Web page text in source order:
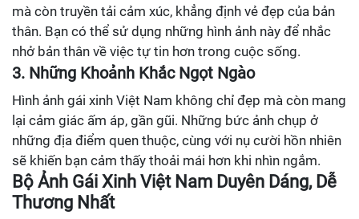
mà còn truyền tải cảm xúc, khẳng định vẻ đẹp của bản
thân. Bạn có thể sử dụng những hình ảnh này để nhắc
nhở bản thân về việc tự tin hơn trong cuộc sống.
3. Những Khoảnh Khắc Ngọt Ngào
Hình ảnh gái xinh Việt Nam không chỉ đẹp mà còn mang
lại cảm giác ấm áp, gần gũi. Những bức ảnh chụp ở
những địa điểm quen thuộc, cùng với nụ cười hồn nhiên
sẽ khiến bạn cảm thấy thoải mái hơn khi nhìn ngắm.
Bộ Ảnh Gái Xinh Việt Nam Duyên Dáng, Dễ
Thương Nhất